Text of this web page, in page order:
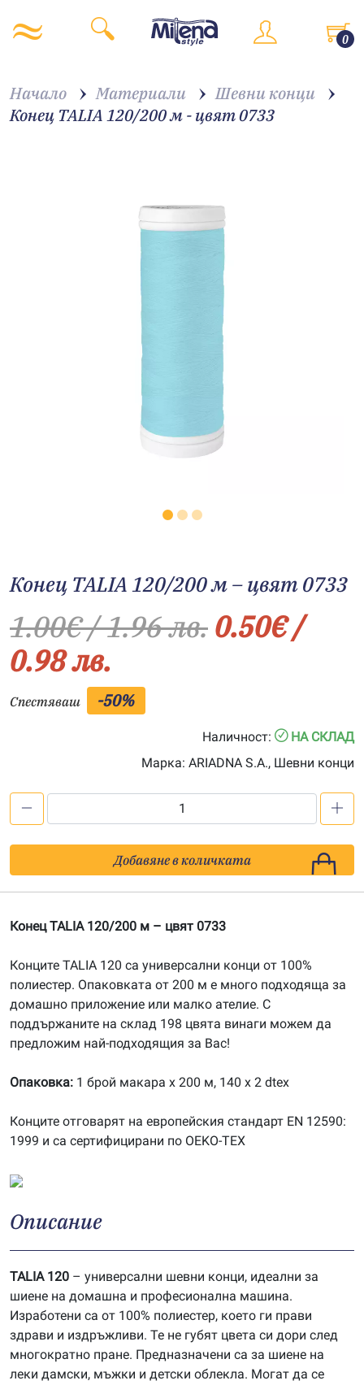
0
Начало Материали
Шевни конци
Конец TALIA 120/200 м - цвят 0733
Конец TALIA 120/200 м – цвят 0733
1.00€/ 1.96 лв.0.50€/
0.98 лв.
Спестяваш -50%
Наличност:
НА СКЛАД
Марка: ARIADNA S.A., Шевни конци
TALIA
120/200
-
0733
Добавяне в количката
Конец TALIA 120/200 м – цвят 0733
Конците TALIA 120 са универсални конци от 100%
полиестер. Опаковката от 200 м е много подходяща за
домашно приложение или малко ателие. С
поддържаните на склад 198 цвята винаги можем да
предложим най-подходящия за Вас!
Опаковка: 1 брой макара х 200 м, 140 x 2 dtex
Конците отговарят на европейския стандарт EN 12590:
1999 и са сертифицирани по OEKO-TEX
Описание
TALIA 120 – универсални шевни конци, идеални за
шиене на домашна и професионална машина.
Изработени са от 100% полиестер, което ги прави
здрави и издръжливи. Те не губят цвета си дори след
многократно пране. Предназначени са за шиене на
леки дамски, мъжки и детски облекла. Могат да се